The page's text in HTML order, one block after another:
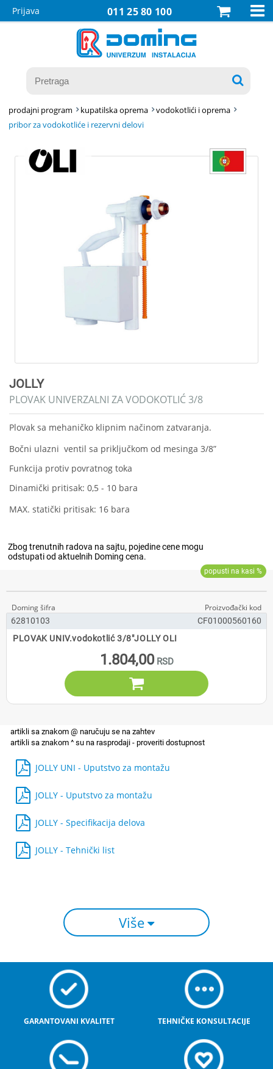
011 25 80 100
Prijava 

prodajni program kupatilska oprema
vodokotlići i oprema
pribor za vodokotliće i rezervni delovi
JOLLY
PLOVAK UNIVERZALNI ZA VODOKOTLIĆ 3/8
Plovak sa mehaničko klipnim načinom zatvaranja.
Bočni ulazni ventil sa priključkom od mesinga 3/8”
Funkcija protiv povratnog toka
Dinamički pritisak: 0,5 - 10 bara
MAX. statički pritisak: 16 bara
62810103
CF01000560160
PLOVAK UNIV.vodokotlić 3/8"JOLLY OLI
1.804,00

JOLLY UNI - Uputstvo za montažu
JOLLY - Uputstvo za montažu
JOLLY - Specifikacija delova
JOLLY - Tehnički list
Više
GARANTOVANI KVALITET TEHNIČKE KONSULTACIJE